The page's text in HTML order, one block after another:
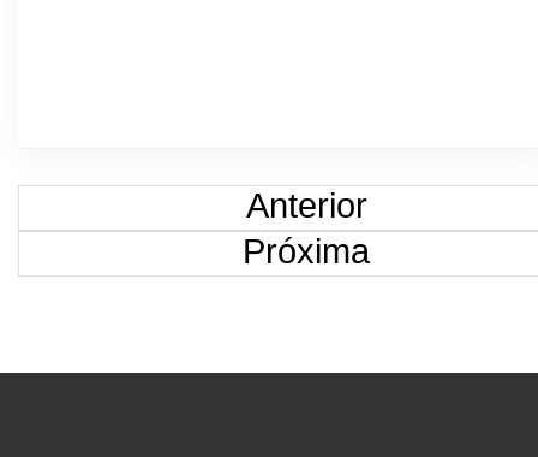
Anterior
Próxima